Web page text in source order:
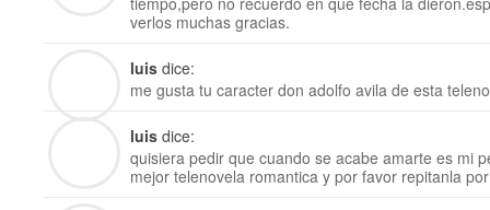
verlos muchas gracias.
luis dice:
me gusta tu caracter don adolfo avila de esta
luis dice:
quisiera pedir que cuando se acabe amarte es mi
mejor telenovela romantica y por favor repitanla